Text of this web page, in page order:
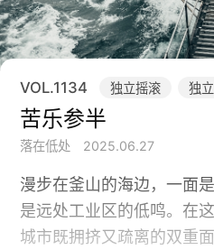
VOL.1134 独立摇滚 独
苦乐参半
落在低处 2025.06.27
漫步在釜山的海边，一面
是远处工业区的低鸣。在
城市既拥挤又疏离的双重